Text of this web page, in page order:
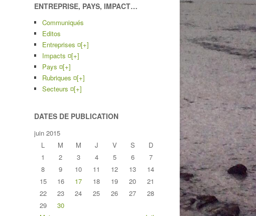
ENTREPRISE, PAYS, IMPACT…
Communiqués
Editos
Entreprises ¤[+]
Impacts ¤[+]
Pays ¤[+]
Rubriques ¤[+]
Secteurs ¤[+]
DATES DE PUBLICATION
juin 2015
L
M M J V S
D
1
2 3 4 5 6
7
8
9 10 11 12 13
14
15
16 17 18 19 20
21
22
23 24 25 26 27
28
29
30